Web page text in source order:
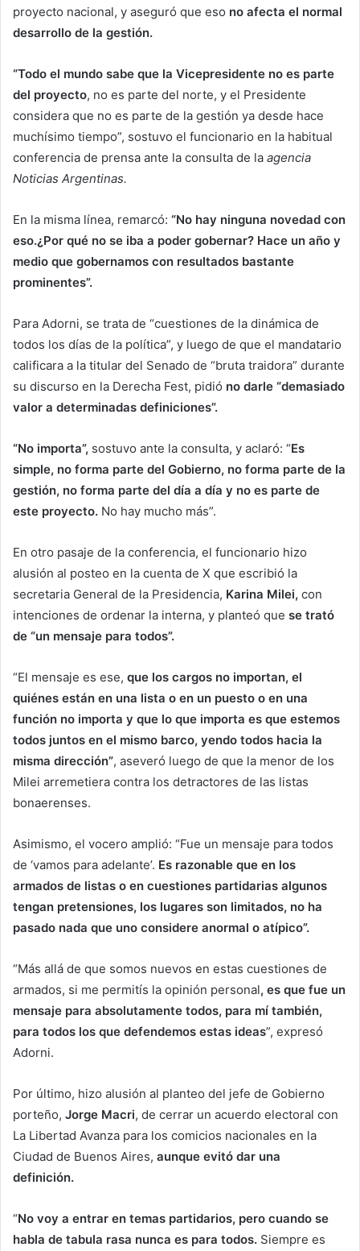
proyecto nacional, y aseguró que eso no afecta el normal
desarrollo de la gestión.
“Todo el mundo sabe que la Vicepresidente no es parte
del proyecto, no es parte del norte, y el Presidente
considera que no es parte de la gestión ya desde hace
muchísimo tiempo”, sostuvo el funcionario en la habitual
conferencia de prensa ante la consulta de la agencia
Noticias Argentinas.
En la misma línea, remarcó: “No hay ninguna novedad con
eso.¿Por qué no se iba a poder gobernar? Hace un año y
medio que gobernamos con resultados bastante
prominentes”.
Para Adorni, se trata de “cuestiones de la dinámica de
todos los días de la política”, y luego de que el mandatario
calificara a la titular del Senado de “bruta traidora” durante
su discurso en la Derecha Fest, pidió no darle “demasiado
valor a determinadas definiciones”.
“No importa”, sostuvo ante la consulta, y aclaró: “Es
simple, no forma parte del Gobierno, no forma parte de la
gestión, no forma parte del día a día y no es parte de
este proyecto. No hay mucho más”.
En otro pasaje de la conferencia, el funcionario hizo
alusión al posteo en la cuenta de X que escribió la
secretaria General de la Presidencia, Karina Milei, con
intenciones de ordenar la interna, y planteó que se trató
de “un mensaje para todos”.
“El mensaje es ese, que los cargos no importan, el
quiénes están en una lista o en un puesto o en una
función no importa y que lo que importa es que estemos
todos juntos en el mismo barco, yendo todos hacia la
misma dirección”, aseveró luego de que la menor de los
Milei arremetiera contra los detractores de las listas
bonaerenses.
Asimismo, el vocero amplió: “Fue un mensaje para todos
de ‘vamos para adelante’. Es razonable que en los
armados de listas o en cuestiones partidarias algunos
tengan pretensiones, los lugares son limitados, no ha
pasado nada que uno considere anormal o atípico”.
“Más allá de que somos nuevos en estas cuestiones de
armados, si me permitís la opinión personal, es que fue un
mensaje para absolutamente todos, para mí también,
para todos los que defendemos estas ideas”, expresó
Adorni.
Por último, hizo alusión al planteo del jefe de Gobierno
porteño, Jorge Macri, de cerrar un acuerdo electoral con
La Libertad Avanza para los comicios nacionales en la
Ciudad de Buenos Aires, aunque evitó dar una
definición.
“No voy a entrar en temas partidarios, pero cuando se
habla de tabula rasa nunca es para todos. Siempre es